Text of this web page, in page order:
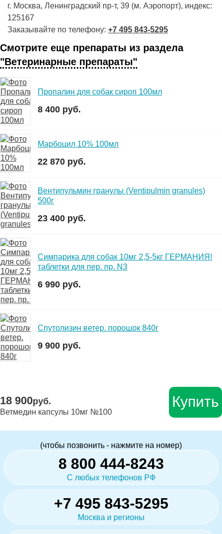
г. Москва, Ленинградский пр-т, 39 (м. Аэропорт), индекс:
125167
Заказывайте по телефону: +7 495 843-5295
Смотрите еще препараты из раздела
"Ветеринарные препараты"
Пропалин для собак сироп 100мл
8 400 руб.
Марбоцил 10% 100мл
22 870 руб.
Вентипульмин гранулы (Ventipulmin granules)
500г
23 400 руб.
Симпарика для собак 10мг 2,5-5кг ГЕРМАНИЯ!
таблетки для пер. пр. N3
6 990 руб.
Спутолизин ветер. порошок 840г
9 900 руб.
18 900руб.
Ветмедин капсулы 10мг №100
Купить
(чтобы позвонить - нажмите на номер)
8 800 444-8243
С любых телефонов РФ
+7 495 843-5295
Москва и регионы